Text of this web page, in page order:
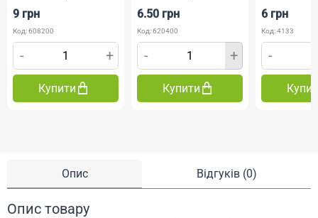
Опис Відгуків (0)
Опис товару
9 грн
Код: 608200
- +
Купити
6.50 грн
Код: 620400
- +
Купити
6 грн
Код: 4133
-